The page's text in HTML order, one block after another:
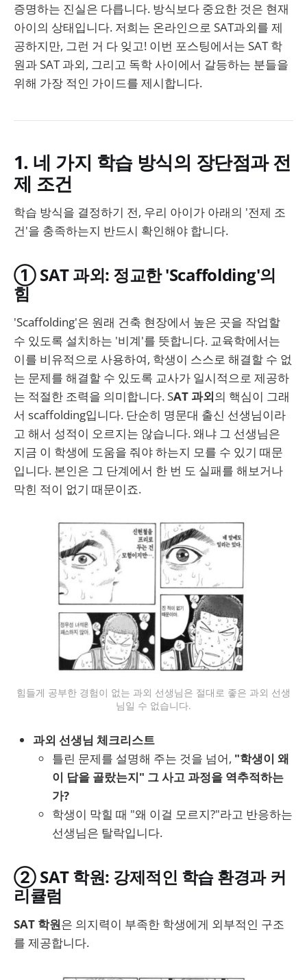
증명하는 진실은 다릅니다. 방식보다 중요한 것은 현재
아이의 상태입니다. 저희는 온라인으로 SAT과외를 제
공하지만, 그런 거 다 잊고! 이번 포스팅에서는 SAT 학
원과 SAT 과외, 그리고 독학 사이에서 갈등하는 분들을
위해 가장 적인 가이드를 제시합니다.
1. 네 가지 학습 방식의 장단점과 전
제 조건
학습 방식을 결정하기 전, 우리 아이가 아래의 '전제 조
건'을 충족하는지 반드시 확인해야 합니다.
① SAT 과외: 정교한 'Scaffolding'의
힘
'Scaffolding'은 원래 건축 현장에서 높은 곳을 작업할
수 있도록 설치하는 '비계'를 뜻합니다. 교육학에서는
이를 비유적으로 사용하여, 학생이 스스로 해결할 수 없
는 문제를 해결할 수 있도록 교사가 일시적으로 제공하
는 적절한 조력을 의미합니다. SAT 과외의 핵심이 그래
서 scaffolding입니다. 단순히 명문대 출신 선생님이라
고 해서 성적이 오르지는 않습니다. 왜냐 그 선생님은
지금 이 학생에 도움을 줘야 하는지 모를 수 있기 때문
입니다. 본인은 그 단계에서 한 번 도 실패를 해보거나
막힌 적이 없기 때문이죠.
힘들게 공부한 경험이 없는 과외 선생님은 절대로 좋은 과외 선생
님일 수 없습니다.
과외 선생님 체크리스트
틀린 문제를 설명해 주는 것을 넘어, "학생이 왜
이 답을 골랐는지" 그 사고 과정을 역추적하는
가?
학생이 막힐 때 "왜 이걸 모르지?"라고 반응하는
선생님은 탈락입니다.
② SAT 학원: 강제적인 학습 환경과 커
리큘럼
SAT 학원은 의지력이 부족한 학생에게 외부적인 구조
를 제공합니다.